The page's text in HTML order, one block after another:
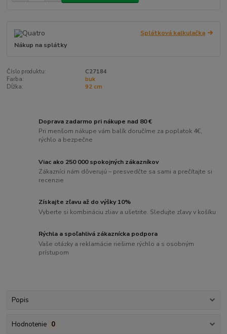
Splátková kalkulačka
Nákup na splátky
Číslo produktu:
C27184
Farba:
buk
Dĺžka:
92 cm
Doprava zadarmo pri nákupe nad 80 €
Pri menšom nákupe vám balík doručíme za poplatok 4€,
rýchlo a bezpečne
Viac ako 250 000 spokojných zákazníkov
Zákazníci nám dôverujú – presvedčte sa sami a prečítajte si
recenzie
Získajte zľavu až do výšky 10%
Vyberte si kombináciu zliav a ušetrite. Sledujte zľavy v košíku
Rýchla a spoľahlivá zákaznícka podpora
Vaše otázky a reklamácie riešime rýchlo a s osobným
prístupom
Popis
Hodnotenie 0